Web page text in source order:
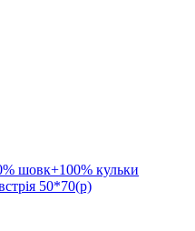
шовк+100% кульки
50*70(р)